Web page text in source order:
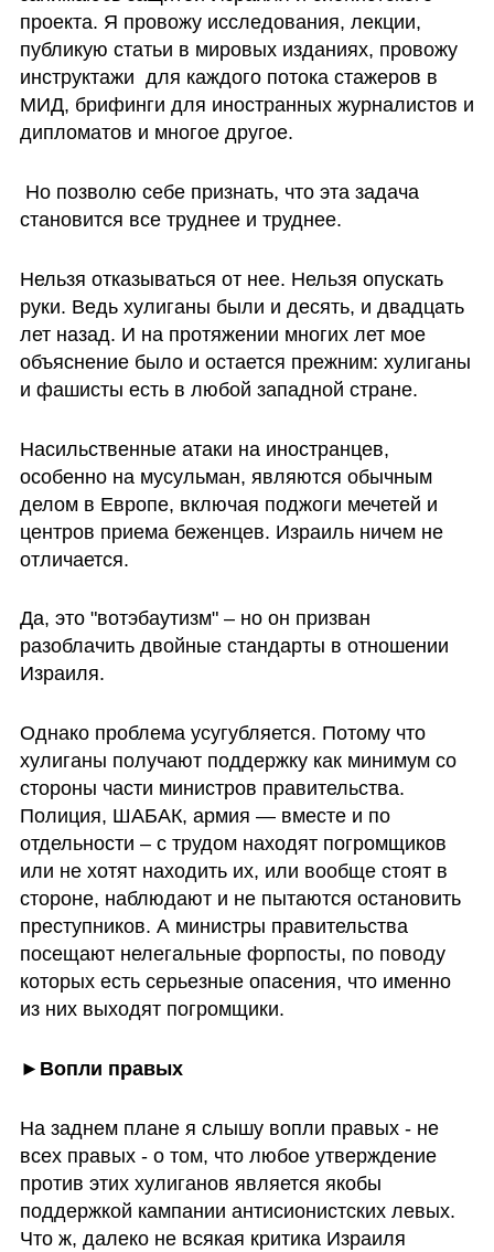
проекта. Я провожу исследования, лекции,
публикую статьи в мировых изданиях, провожу
инструктажи  для каждого потока стажеров в
МИД, брифинги для иностранных журналистов и
дипломатов и многое другое.
становится все труднее и труднее.
Нельзя отказываться от нее. Нельзя опускать
руки. Ведь хулиганы были и десять, и двадцать
лет назад. И на протяжении многих лет мое
объяснение было и остается прежним: хулиганы
и фашисты есть в любой западной стране.
Насильственные атаки на иностранцев,
особенно на мусульман, являются обычным
делом в Европе, включая поджоги мечетей и
центров приема беженцев. Израиль ничем не
отличается.
Да, это "вотэбаутизм" – но он призван
разоблачить двойные стандарты в отношении
Израиля.
Однако проблема усугубляется. Потому что
хулиганы получают поддержку как минимум со
стороны части министров правительства.
Полиция, ШАБАК, армия — вместе и по
отдельности – с трудом находят погромщиков
или не хотят находить их, или вообще стоят в
стороне, наблюдают и не пытаются остановить
преступников. А министры правительства
посещают нелегальные форпосты, по поводу
которых есть серьезные опасения, что именно
из них выходят погромщики.
►Вопли правых
На заднем плане я слышу вопли правых - не
всех правых - о том, что любое утверждение
против этих хулиганов является якобы
поддержкой кампании антисионистских левых.
Что ж, далеко не всякая критика Израиля